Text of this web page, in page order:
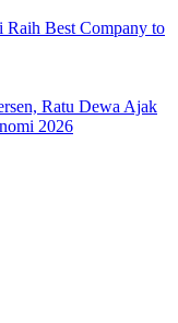
Raih Best Company to
Ratu Dewa Ajak
2026